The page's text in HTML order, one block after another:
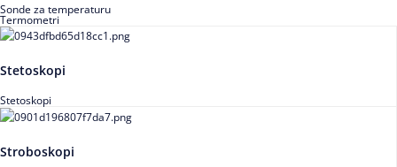
Sonde za temperaturu
Termometri
Stetoskopi
Stetoskopi
Stroboskopi